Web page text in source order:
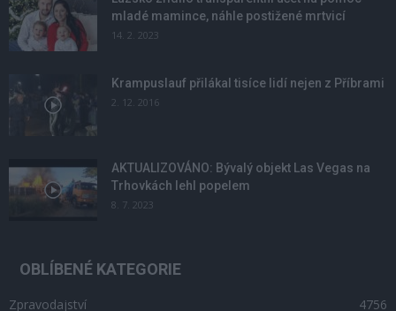
mladé mamince, náhle postižené mrtvicí
14. 2. 2023
Krampuslauf přilákal tisíce lidí nejen z Příbrami
2. 12. 2016
AKTUALIZOVÁNO: Bývalý objekt Las Vegas na
Trhovkách lehl popelem
8. 7. 2023
OBLÍBENÉ KATEGORIE
Zpravodajství
4756